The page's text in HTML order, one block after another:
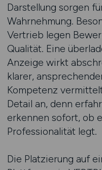
Darstellung sorgen
Wahrnehmung.
Vertrieb legen
Qualität. Eine
Anzeige wirkt
klarer,
Kompetenz
Detail an, denn
erkennen sofort, ob
Professionalität legt.
Die Platzierung auf